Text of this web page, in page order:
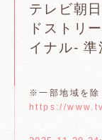
テレビ朝
ドストリ
イナル- 準
※一部地域を除
https://